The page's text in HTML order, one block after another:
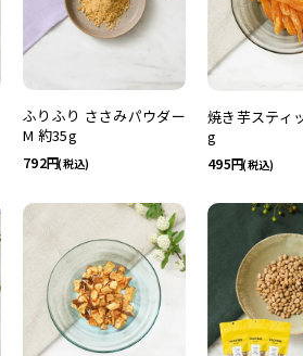
ふりふり ささみパウダー
M 約35g
792 (税込)
焼き芋スティ
g
495 (税込)